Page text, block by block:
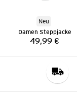
Neu
Damen Steppjacke
Preis:
49,99 €